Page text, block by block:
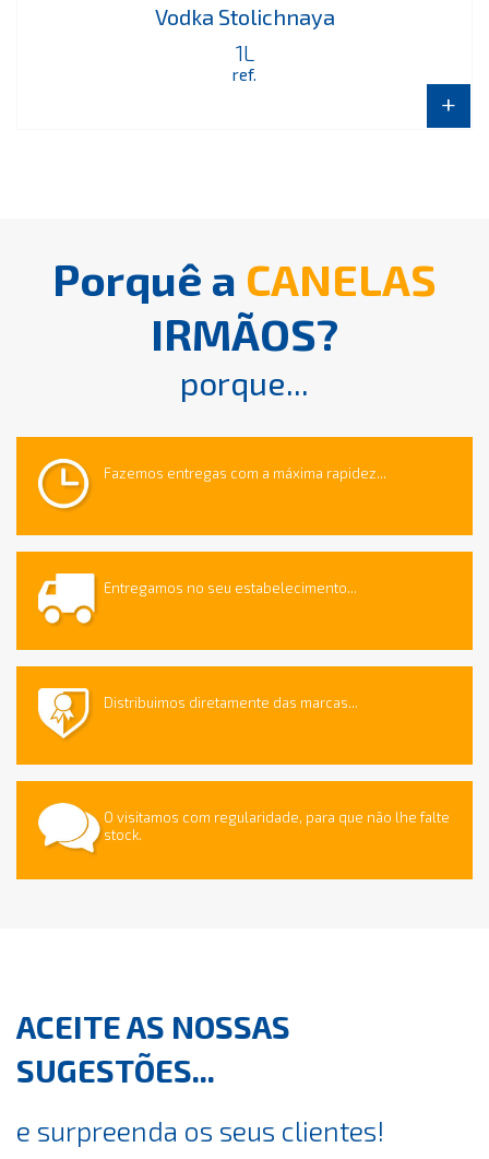
+
Vodka Stolichnaya
1L
ref.
Porquê a CANELAS
IRMÃOS?
porque...
Fazemos entregas com a máxima rapidez...
Entregamos no seu estabelecimento...
Distribuimos diretamente das marcas...
O visitamos com regularidade, para que não lhe falte
stock.
ACEITE AS NOSSAS
SUGESTÕES...
e surpreenda os seus clientes!